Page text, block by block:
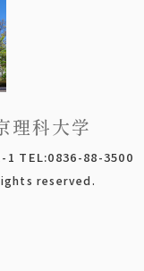
理科大学
1 TEL:0836-88-3500
reserved.